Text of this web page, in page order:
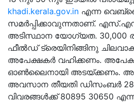
khadi.kerala.gov.in എന്ന
സമർപ്പിക്കാവുന്നതാണ്.
അടിസ്ഥാന യോഗ്യത.
ഫീൽഡ് ട്രെയിനിങ്ങിനു
അപേക്ഷകർ വഹിക്കണം.
ഓൺലൈനായി അടയ്ക്കണം.
അവസാന തീയതി ഡിസംബർ
വിവരങ്ങൾക്ക് 80895 30650